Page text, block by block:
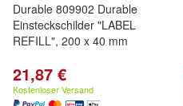
Durable 809902 Durable
Einsteckschilder "LABEL
REFILL", 200 x 40 mm
21,87 €
Kostenloser Versand